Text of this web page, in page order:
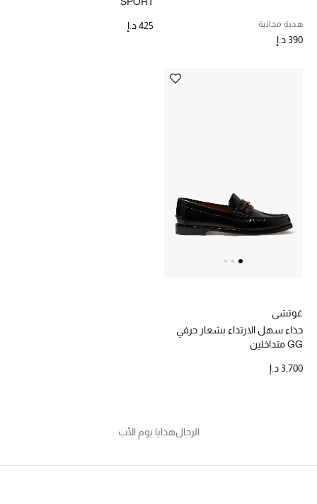
هدية مجانية
390 د.إ
425 د.إ
غوتشي
حذاء سهل الارتداء بشعار حرفي
GG متداخلين
3,700 د.إ
الرجالهدايا يوم الأب